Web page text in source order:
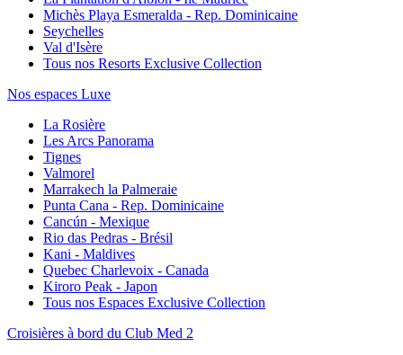
Michès Playa Esmeralda - Rep. Dominicaine
Seychelles
Val d'Isère
Tous nos Resorts Exclusive Collection
Nos espaces Luxe
La Rosière
Les Arcs Panorama
Tignes
Valmorel
Marrakech la Palmeraie
Punta Cana - Rep. Dominicaine
Cancún - Mexique
Rio das Pedras - Brésil
Kani - Maldives
Quebec Charlevoix - Canada
Kiroro Peak - Japon
Tous nos Espaces Exclusive Collection
Croisières à bord du Club Med 2